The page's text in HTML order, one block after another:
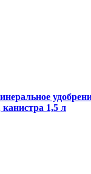
канистра 1,5 л